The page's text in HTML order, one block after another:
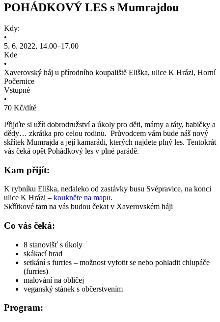
POHÁDKOVÝ LES s Mumrajdou
Kdy:
•
5. 6. 2022, 14.00–17.00
Kde
•
Xaverovský háj u přírodního koupaliště Eliška, ulice K Hrázi, Horní
Počernice
Vstupné
•
70 Kč/dítě
Přijďte si užít dobrodružství a úkoly pro děti, mámy a táty, babičky a
dědy… zkrátka pro celou rodinu. Průvodcem vám bude náš nový
skřítek Mumrajda a její kamarádi, kterých najdete plný les. Tentokrát
vás čeká opět Pohádkový les v plné parádě.
Kam přijít:
K rybníku Eliška, nedaleko od zastávky busu Svépravice, na konci
ulice K Hrázi – koukněte na mapu.
Skřítkové tam na vás budou čekat v Xaverovském háji
Co vás čeká:
8 stanovišť s úkoly
skákací hrad
setkání s furries – možnost vyfotit se nebo pohladit chlupáče
(furries)
malování na obličej
veganský stánek s občerstvením
Program: